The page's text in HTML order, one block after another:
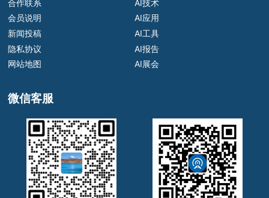
合作联系
会员说明
新闻投稿
隐私协议
网站地图
AI技术
AI应用
AI工具
AI报告
AI展会
微信客服